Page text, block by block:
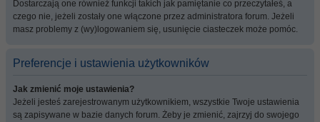
Dostarczają one również funkcji takich jak pamiętanie co przeczytałeś, a
czego nie, jeżeli zostały one włączone przez administratora forum. Jeżeli
masz problemy z (wy)logowaniem się, usunięcie ciasteczek może pomóc.
Preferencje i ustawienia użytkowników
Jak zmienić moje ustawienia?
Jeżeli jesteś zarejestrowanym użytkownikiem, wszystkie Twoje ustawienia
są zapisywane w bazie danych forum. Żeby je zmienić, zajrzyj do swojego